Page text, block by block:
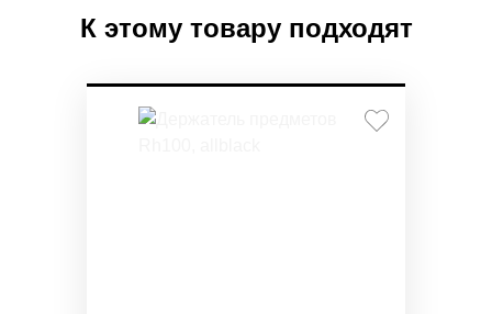
К этому товару подходят